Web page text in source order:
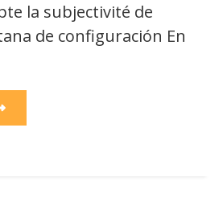
la subjectivité de
de configuración En